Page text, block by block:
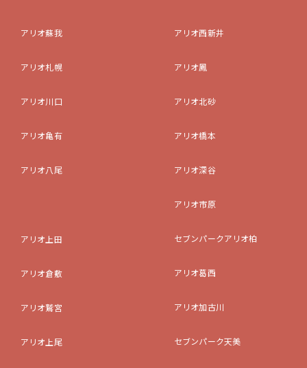
アリオ蘇我
アリオ札幌
アリオ川口
アリオ亀有
アリオ八尾
アリオ上田
アリオ倉敷
アリオ鷲宮
アリオ上尾
アリオ西新井
アリオ鳳
アリオ北砂
アリオ橋本
アリオ深谷
アリオ市原
セブンパークアリオ柏
アリオ葛西
アリオ加古川
セブンパーク天美